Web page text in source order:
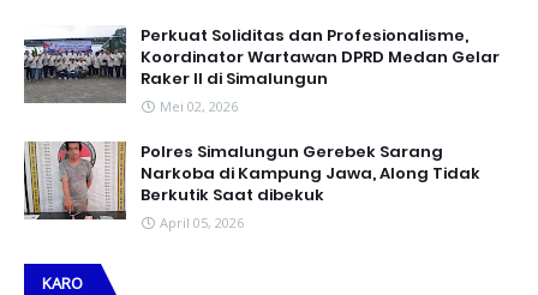
Perkuat Soliditas dan Profesionalisme,
Koordinator Wartawan DPRD Medan Gelar
Raker II di Simalungun
Mei 02, 2026
Polres Simalungun Gerebek Sarang
Narkoba di Kampung Jawa, Along Tidak
Berkutik Saat dibekuk
April 05, 2026
KARO